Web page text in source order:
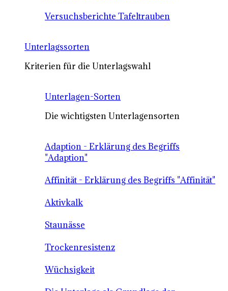
Versuchsberichte Tafeltrauben
Unterlagssorten
Kriterien für die Unterlagswahl
Unterlagen-Sorten
Die wichtigsten Unterlagensorten
Adaption - Erklärung des Begriffs
"Adaption"
Affinität - Erklärung des Begriffs "Affinität"
Aktivkalk
Staunässe
Trockenresistenz
Wüchsigkeit